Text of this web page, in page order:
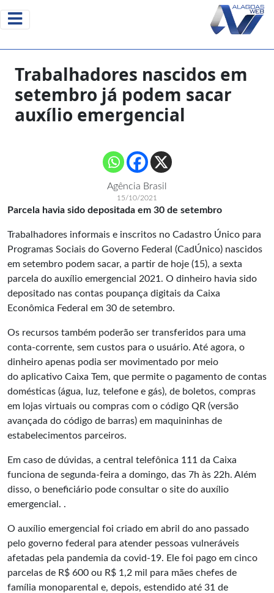
Trabalhadores nascidos em
setembro já podem sacar
auxílio emergencial
Agência Brasil
15/10/2021
Parcela havia sido depositada em 30 de setembro
Trabalhadores informais e inscritos no Cadastro Único para
Programas Sociais do Governo Federal (CadÚnico) nascidos
em setembro podem sacar, a partir de hoje (15), a sexta
parcela do auxílio emergencial 2021. O dinheiro havia sido
depositado nas contas poupança digitais da Caixa
Econômica Federal em 30 de setembro.
Os recursos também poderão ser transferidos para uma
conta-corrente, sem custos para o usuário. Até agora, o
dinheiro apenas podia ser movimentado por meio
do aplicativo Caixa Tem, que permite o pagamento de contas
domésticas (água, luz, telefone e gás), de boletos, compras
em lojas virtuais ou compras com o código QR (versão
avançada do código de barras) em maquininhas de
estabelecimentos parceiros.
Em caso de dúvidas, a central telefônica 111 da Caixa
funciona de segunda-feira a domingo, das 7h às 22h. Além
disso, o beneficiário pode consultar o site do auxílio
emergencial . .
O auxílio emergencial foi criado em abril do ano passado
pelo governo federal para atender pessoas vulneráveis
afetadas pela pandemia da covid-19. Ele foi pago em cinco
parcelas de R$ 600 ou R$ 1,2 mil para mães chefes de
família monoparental e, depois, estendido até 31 de